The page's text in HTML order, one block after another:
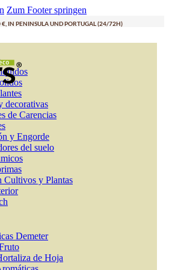
Zum Footer springen
€, IN PENINSULA UND PORTUGAL (24/72H)
decorativas
de Carencias
y Engorde
del suelo
Cultivos y Plantas
Demeter
de Hoja